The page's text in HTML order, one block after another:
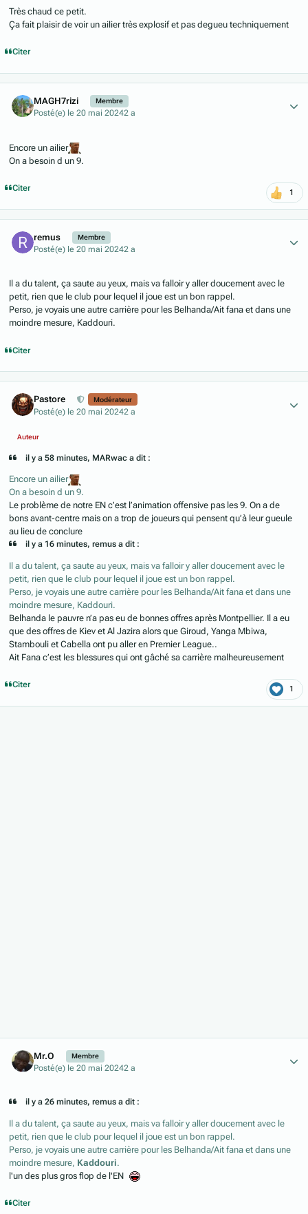
Très chaud ce petit.
Ça fait plaisir de voir un ailier très explosif et pas degueu techniquement
Citer
MAGH7rizi Membre
Posté(e) le 20 mai 20242 a
Encore un ailier
On a besoin d un 9.
Citer 1
remus Membre
Posté(e) le 20 mai 20242 a
Il a du talent, ça saute au yeux, mais va falloir y aller doucement avec le
petit, rien que le club pour lequel il joue est un bon rappel.
Perso, je voyais une autre carrière pour les Belhanda/Ait fana et dans une
moindre mesure, Kaddouri.
Citer
Pastore Modérateur
Posté(e) le 20 mai 20242 a
Auteur
il y a 58 minutes, MARwac a dit :
Encore un ailier
On a besoin d un 9.
Le problème de notre EN c’est l’animation offensive pas les 9. On a de
bons avant-centre mais on a trop de joueurs qui pensent qu’à leur gueule
au lieu de conclure
il y a 16 minutes, remus a dit :
Il a du talent, ça saute au yeux, mais va falloir y aller doucement avec le
petit, rien que le club pour lequel il joue est un bon rappel.
Perso, je voyais une autre carrière pour les Belhanda/Ait fana et dans une
moindre mesure, Kaddouri.
Belhanda le pauvre n’a pas eu de bonnes offres après Montpellier. Il a eu
que des offres de Kiev et Al Jazira alors que Giroud, Yanga Mbiwa,
Stambouli et Cabella ont pu aller en Premier League..
Ait Fana c’est les blessures qui ont gâché sa carrière malheureusement
Citer 1
Mr.O Membre
Posté(e) le 20 mai 20242 a
il y a 26 minutes, remus a dit :
Il a du talent, ça saute au yeux, mais va falloir y aller doucement avec le
petit, rien que le club pour lequel il joue est un bon rappel.
Perso, je voyais une autre carrière pour les Belhanda/Ait fana et dans une
moindre mesure, Kaddouri.
l'un des plus gros flop de l'EN
Citer